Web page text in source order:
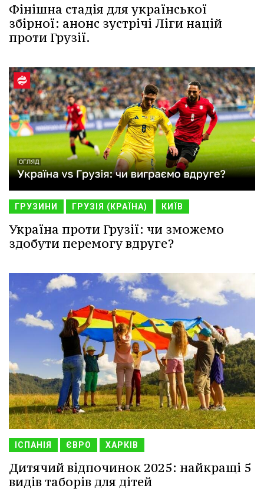
Фінішна стадія для української
збірної: анонс зустрічі Ліги націй
проти Грузії.
ГРУЗИНИ ГРУЗІЯ (КРАЇНА) КИЇВ
Україна проти Грузії: чи зможемо
здобути перемогу вдруге?
ІСПАНІЯ ЄВРО ХАРКІВ
Дитячий відпочинок 2025: найкращі 5
видів таборів для дітей